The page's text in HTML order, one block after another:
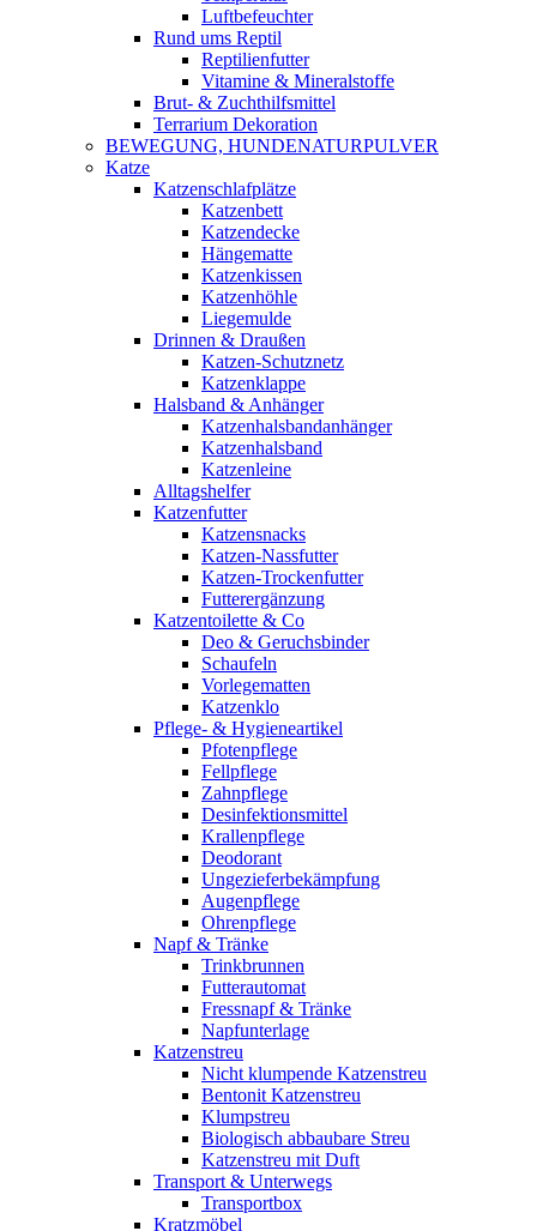
Luftbefeuchter
Rund ums Reptil
Reptilienfutter
Vitamine & Mineralstoffe
Brut- & Zuchthilfsmittel
Terrarium Dekoration
BEWEGUNG, HUNDENATURPULVER
Katze
Katzenschlafplätze
Katzenbett
Katzendecke
Hängematte
Katzenkissen
Katzenhöhle
Liegemulde
Drinnen & Draußen
Katzen-Schutznetz
Katzenklappe
Halsband & Anhänger
Katzenhalsbandanhänger
Katzenhalsband
Katzenleine
Alltagshelfer
Katzenfutter
Katzensnacks
Katzen-Nassfutter
Katzen-Trockenfutter
Futterergänzung
Katzentoilette & Co
Deo & Geruchsbinder
Schaufeln
Vorlegematten
Katzenklo
Pflege- & Hygieneartikel
Pfotenpflege
Fellpflege
Zahnpflege
Desinfektionsmittel
Krallenpflege
Deodorant
Ungezieferbekämpfung
Augenpflege
Ohrenpflege
Napf & Tränke
Trinkbrunnen
Futterautomat
Fressnapf & Tränke
Napfunterlage
Katzenstreu
Nicht klumpende Katzenstreu
Bentonit Katzenstreu
Klumpstreu
Biologisch abbaubare Streu
Katzenstreu mit Duft
Transport & Unterwegs
Transportbox
Kratzmöbel